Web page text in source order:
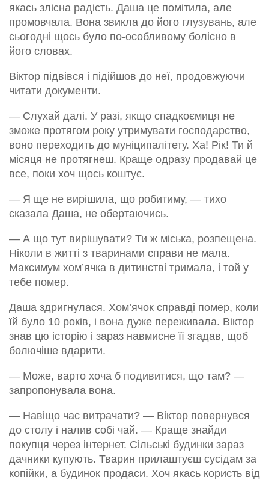
якась злісна радість. Даша це помітила, але
промовчала. Вона звикла до його глузувань, але
сьогодні щось було по-особливому болісно в
його словах.
Віктор підвівся і підійшов до неї, продовжуючи
читати документи.
— Слухай далі. У разі, якщо спадкоємиця не
зможе протягом року утримувати господарство,
воно переходить до муніципалітету. Ха! Рік! Ти й
місяця не протягнеш. Краще одразу продавай це
все, поки хоч щось коштує.
— Я ще не вирішила, що робитиму, — тихо
сказала Даша, не обертаючись.
— А що тут вирішувати? Ти ж міська, розпещена.
Ніколи в житті з тваринами справи не мала.
Максимум хом’ячка в дитинстві тримала, і той у
тебе помер.
Даша здригнулася. Хом’ячок справді помер, коли
їй було 10 років, і вона дуже переживала. Віктор
знав цю історію і зараз навмисне її згадав, щоб
болючіше вдарити.
— Може, варто хоча б подивитися, що там? —
запропонувала вона.
— Навіщо час витрачати? — Віктор повернувся
до столу і налив собі чай. — Краще знайди
покупця через інтернет. Сільські будинки зараз
дачники купують. Тварин прилаштуєш сусідам за
копійки, а будинок продаси. Хоч якась користь від